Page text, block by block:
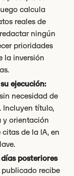
calcula
reales de
ningún
prioridades
la inversión
ejecución:
necesidad de
Incluyen título,
y orientación
de la IA, en
posteriores
recibe